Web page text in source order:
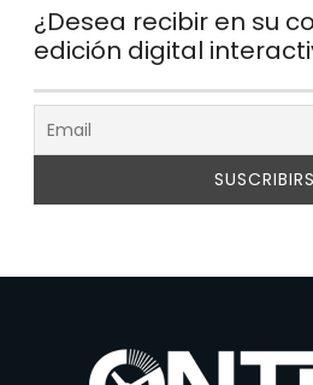
¿Desea recibir en su
edición digital